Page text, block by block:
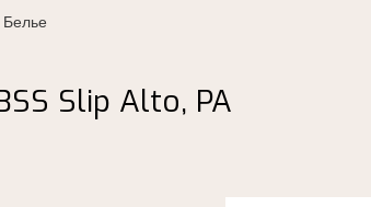
Белье
Slip Alto, PA